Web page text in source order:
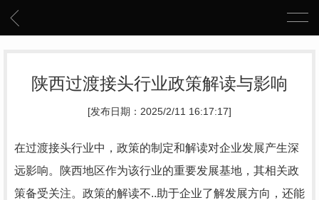
陕西过渡接头行业政策解读与影响
[发布日期：2025/2/11 16:17:17]
在过渡接头行业中，政策的制定和解读对企业发展产生深
远影响。陕西地区作为该行业的重要发展基地，其相关政
策备受关注。政策的解读不..助于企业了解发展方向，还能